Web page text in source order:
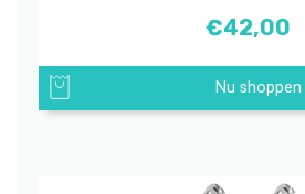
€42,00
Nu shoppen